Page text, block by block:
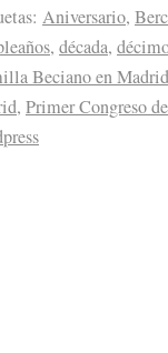
Aniversario,
, década,
Beciano en Madrid
, Primer Congreso